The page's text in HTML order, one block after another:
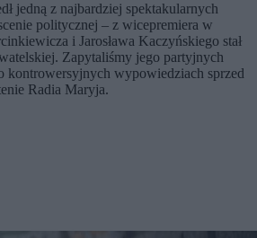
jedną z najbardziej spektakularnych
politycznej – z wicepremiera w
i Jarosława Kaczyńskiego stał
Zapytaliśmy jego partyjnych
kontrowersyjnych wypowiedziach sprzed
Radia Maryja.